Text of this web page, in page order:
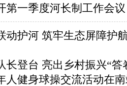
第一季度河长制工作会议
动护河 筑牢生态屏障护
长登台 亮出乡村振兴“答
人健身球操交流活动在